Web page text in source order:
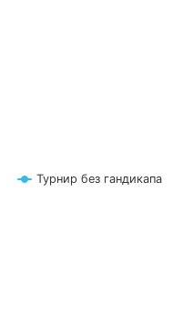
Турнир без гандикапа